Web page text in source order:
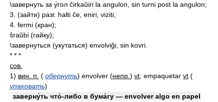
\завернуть за у́гол ĉirkaŭiri la angulon, sin turni post la angulon;
3. (зайти) разг. halti ĉe, eniri, viziti;
4. fermi (кран);
ŝraŭbi (гайку);
\завернуться (укутаться) envolviĝi, sin kovri.
* * *
сов.
1) вин. п. ( обернуть) envolver (непр. ) vt; empaquetar vt (
упаковать)
заверну́ть что́-либо в бума́гу — envolver algo en papel